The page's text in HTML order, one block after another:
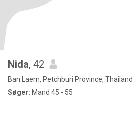
Nida, 42
Ban Laem, Petchburi Province, Thailand
Søger: Mand 45 - 55